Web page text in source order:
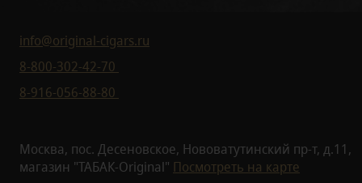
info@original-cigars.ru
8-800-302-42-70
8-916-056-88-80
Москва, пос. Десеновское, Нововатутинский пр-т, д.11,
магазин "ТАБАК-Original" Посмотреть на карте